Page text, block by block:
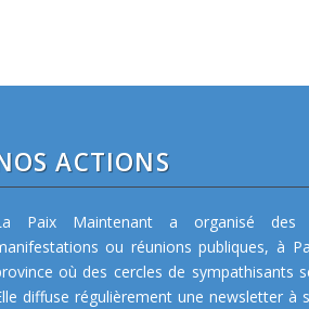
ACTIONS
Paix Maintenant a organisé des
ou réunions publiques, à
où des cercles de sympathisants
diffuse régulièrement une newsletter à